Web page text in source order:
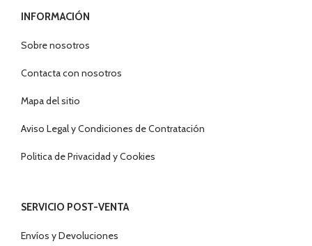
INFORMACIÓN
Sobre nosotros
Contacta con nosotros
Mapa del sitio
Aviso Legal y Condiciones de Contratación
Politica de Privacidad y Cookies
SERVICIO POST-VENTA
Envíos y Devoluciones